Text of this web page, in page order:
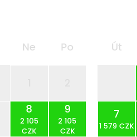
Ne Po
8
2 105
CZK
9
2 105
CZK
Út
7
1 579 CZK